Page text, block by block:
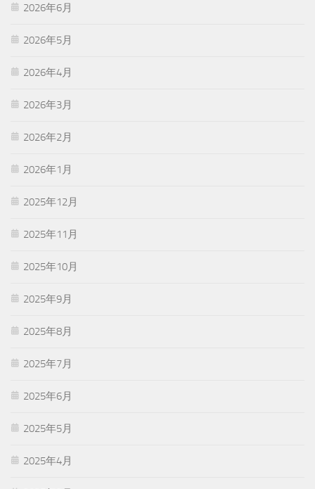
2026年6月
2026年5月
2026年4月
2026年3月
2026年2月
2026年1月
2025年12月
2025年11月
2025年10月
2025年9月
2025年8月
2025年7月
2025年6月
2025年5月
2025年4月